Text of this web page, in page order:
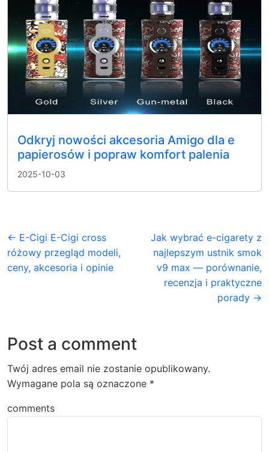
Odkryj nowości akcesoria Amigo dla e
papierosów i popraw komfort palenia
2025-10-03
← E-Cigi E-Cigi cross
różowy przegląd modeli,
ceny, akcesoria i opinie
Jak wybrać e-cigarety z
najlepszym ustnik smok
v9 max — porównanie,
recenzja i praktyczne
porady →
Post a comment
Twój adres email nie zostanie opublikowany.
Wymagane pola są oznaczone *
comments